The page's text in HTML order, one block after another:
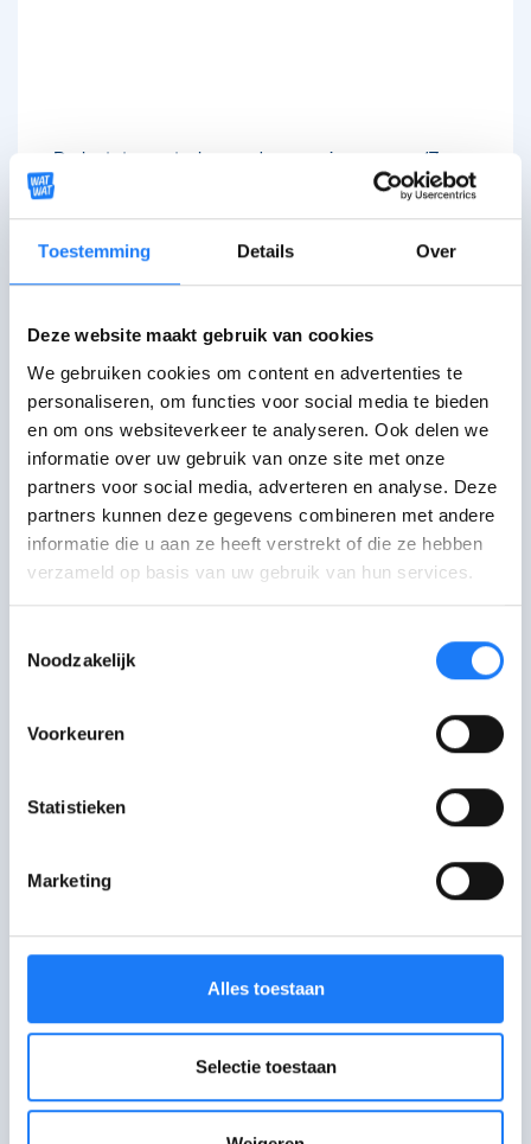
Toestemming Details Over
Deze website maakt gebruik van cookies
We gebruiken cookies om content en advertenties te
personaliseren, om functies voor social media te bieden
en om ons websiteverkeer te analyseren. Ook delen we
informatie over uw gebruik van onze site met onze
partners voor social media, adverteren en analyse. Deze
partners kunnen deze gegevens combineren met andere
informatie die u aan ze heeft verstrekt of die ze hebben
verzameld op basis van uw gebruik van hun services.
Noodzakelijk
Voorkeuren
Statistieken
Marketing
Alles toestaan
Selectie toestaan
De laatste controle van deze pagina was op 17
december 2025.
pagina?
Je feedback helpt ons om betere
content te maken.
Ik heb nog vragen Niet wat ik zocht
Meer info en verhalen
Advies over gezondheid,
voeding, sport of skincare. Hoe
weet ik wat klopt?